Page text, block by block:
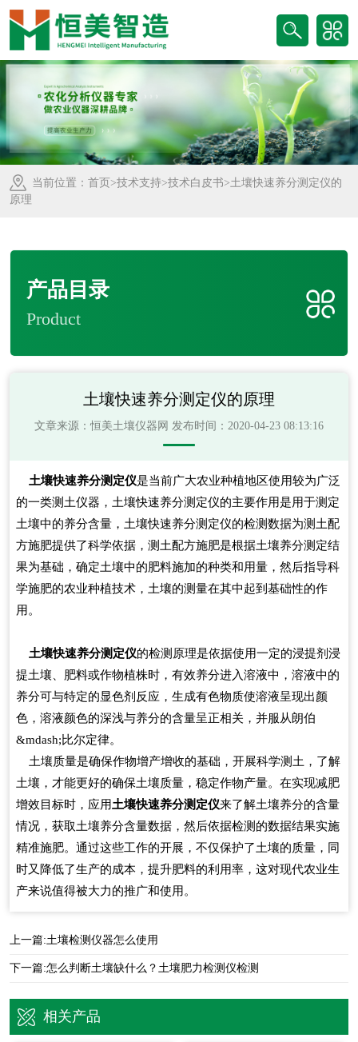
当前位置： 首页 >技术支持>技术白皮书>土壤快速养分测定仪的
原理
产品目录
Product
土壤快速养分测定仪的原理
文章来源：恒美土壤仪器网 发布时间：2020-04-23 08:13:16
土壤快速养分测定仪是当前广大农业种植地区使用较为广泛
的一类测土仪器，土壤快速养分测定仪的主要作用是用于测定
土壤中的养分含量，土壤快速养分测定仪的检测数据为测土配
方施肥提供了科学依据，测土配方施肥是根据土壤养分测定结
果为基础，确定土壤中的肥料施加的种类和用量，然后指导科
学施肥的农业种植技术，土壤的测量在其中起到基础性的作
用。
土壤快速养分测定仪的检测原理是依据使用一定的浸提剂浸
提土壤、肥料或作物植株时，有效养分进入溶液中，溶液中的
养分可与特定的显色剂反应，生成有色物质使溶液呈现出颜
色，溶液颜色的深浅与养分的含量呈正相关，并服从朗伯
&mdash;比尔定律。
土壤质量是确保作物增产增收的基础，开展科学测土，了解
土壤，才能更好的确保土壤质量，稳定作物产量。在实现减肥
增效目标时，应用土壤快速养分测定仪来了解土壤养分的含量
情况，获取土壤养分含量数据，然后依据检测的数据结果实施
精准施肥。通过这些工作的开展，不仅保护了土壤的质量，同
时又降低了生产的成本，提升肥料的利用率，这对现代农业生
产来说值得被大力的推广和使用。
上一篇:土壤检测仪器怎么使用
下一篇:怎么判断土壤缺什么？土壤肥力检测仪检测
相关产品